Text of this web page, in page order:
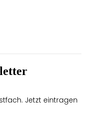
Jetzt eintragen